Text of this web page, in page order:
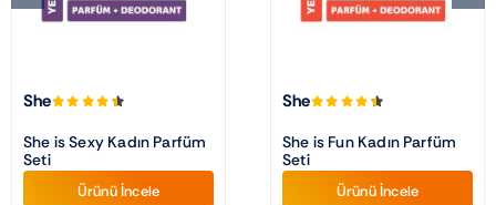
She
She is Sexy Kadın Parfüm
Seti
Ürünü İncele
She
She is Fun Kadın Parfüm
Seti
Ürünü İncele